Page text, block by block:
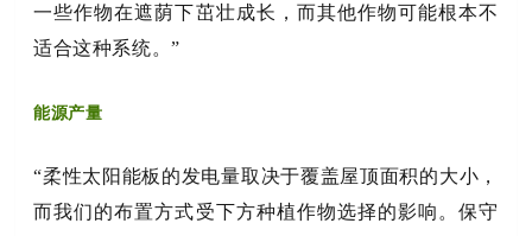
一些作物在遮荫下茁壮成长，而其他作物可能根本不
适合这种系统。”
能源产量
“柔性太阳能板的发电量取决于覆盖屋顶面积的大小，
而我们的布置方式受下方种植作物选择的影响。保守